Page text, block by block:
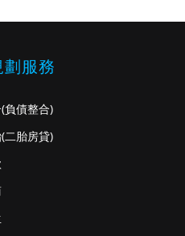
服務
(負債整合)
(二胎房貸)